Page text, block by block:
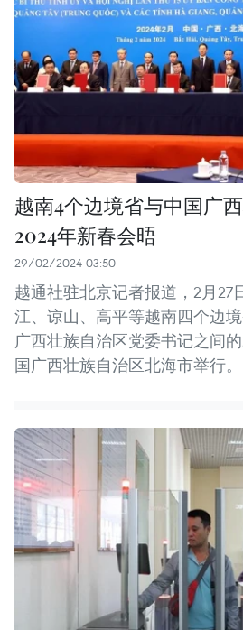
越南4个边境省与中国广
2024年新春会晤
29/02/2024 03:50
越通社驻北京记者报道，2月27
江、谅山、高平等越南四个边
广西壮族自治区党委书记之间
国广西壮族自治区北海市举行。